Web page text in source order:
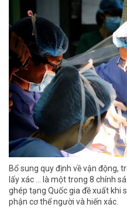
Bổ sung quy định về vận động,
lấy xác ... là một trong 8 chính
ghép tạng Quốc gia đề xuất khi
phận cơ thể người và hiến xác.